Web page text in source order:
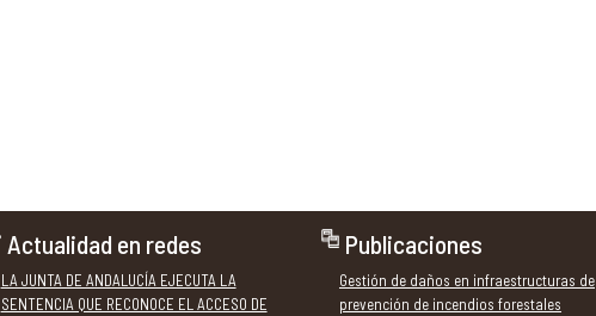
Actualidad en redes
LA JUNTA DE ANDALUCÍA EJECUTA LA
SENTENCIA QUE RECONOCE EL ACCESO DE
Publicaciones
Gestión de daños en infraestructuras de
prevención de incendios forestales